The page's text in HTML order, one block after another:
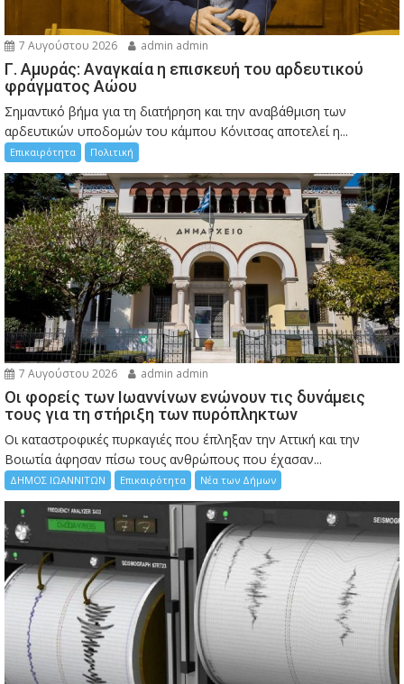
7 Αυγούστου 2026 admin admin
Γ. Αμυράς: Αναγκαία η επισκευή του αρδευτικού
φράγματος Αώου
Σημαντικό βήμα για τη διατήρηση και την αναβάθμιση των
αρδευτικών υποδομών του κάμπου Κόνιτσας αποτελεί η...
Επικαιρότητα Πολιτική
7 Αυγούστου 2026 admin admin
Οι φορείς των Ιωαννίνων ενώνουν τις δυνάμεις
τους για τη στήριξη των πυρόπληκτων
Οι καταστροφικές πυρκαγιές που έπληξαν την Αττική και την
Bοιωτία άφησαν πίσω τους ανθρώπους που έχασαν...
ΔΗΜΟΣ ΙΩΑΝΝΙΤΩΝ Επικαιρότητα Νέα των Δήμων